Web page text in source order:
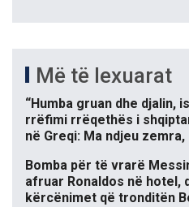
Më të lexuarat
“Humba gruan dhe djalin,
rrëfimi rrëqethës i
në Greqi: Ma ndjeu
Bomba për të vrarë
afruar Ronaldos në hotel,
kërcënimet që tronditën